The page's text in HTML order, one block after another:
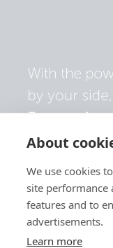
About
We use cookies
site performance
features and to
advertisements.
Learn more